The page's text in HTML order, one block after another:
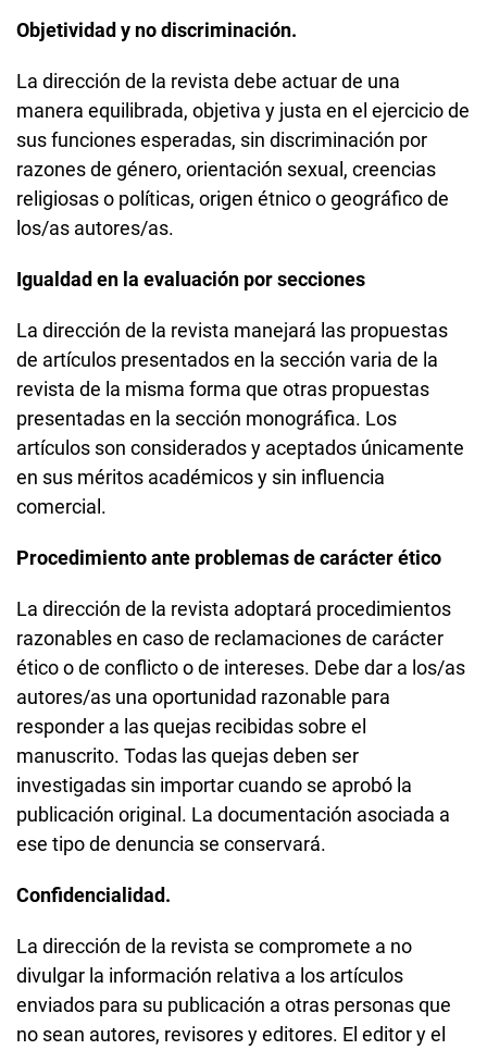
Objetividad y no discriminación.
La dirección de la revista debe actuar de una
manera equilibrada, objetiva y justa en el ejercicio de
sus funciones esperadas, sin discriminación por
razones de género, orientación sexual, creencias
religiosas o políticas, origen étnico o geográfico de
los/as autores/as.
Igualdad en la evaluación por secciones
La dirección de la revista manejará las propuestas
de artículos presentados en la sección varia de la
revista de la misma forma que otras propuestas
presentadas en la sección monográfica. Los
artículos son considerados y aceptados únicamente
en sus méritos académicos y sin influencia
comercial.
Procedimiento ante problemas de carácter ético
La dirección de la revista adoptará procedimientos
razonables en caso de reclamaciones de carácter
ético o de conflicto o de intereses. Debe dar a los/as
autores/as una oportunidad razonable para
responder a las quejas recibidas sobre el
manuscrito. Todas las quejas deben ser
investigadas sin importar cuando se aprobó la
publicación original. La documentación asociada a
ese tipo de denuncia se conservará.
Confidencialidad.
La dirección de la revista se compromete a no
divulgar la información relativa a los artículos
enviados para su publicación a otras personas que
no sean autores, revisores y editores. El editor y el